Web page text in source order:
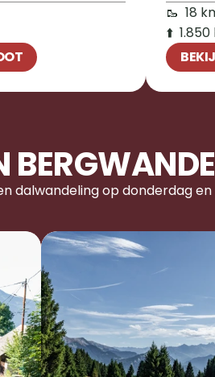
🥾  18
⬆️
dalwandeling op donderdag